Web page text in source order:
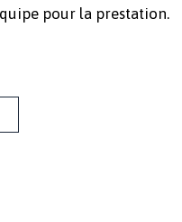
pour la prestation.